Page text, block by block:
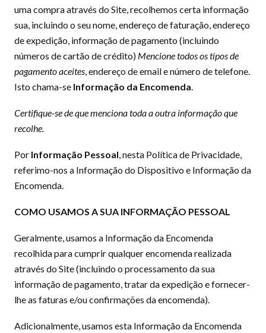
uma compra através do Site, recolhemos certa informação
sua, incluindo o seu nome, endereço de faturação, endereço
de expedição, informação de pagamento (incluindo
números de cartão de crédito) Mencione todos os tipos de
pagamento aceites, endereço de email e número de telefone.
Isto chama-se Informação da Encomenda.
Certifique-se de que menciona toda a outra informação que
recolhe.
Por Informação Pessoal, nesta Política de Privacidade,
referimo-nos a Informação do Dispositivo e Informação da
Encomenda.
COMO USAMOS A SUA INFORMAÇÃO PESSOAL
Geralmente, usamos a Informação da Encomenda
recolhida para cumprir qualquer encomenda realizada
através do Site (incluindo o processamento da sua
informação de pagamento, tratar da expedição e fornecer-
lhe as faturas e/ou confirmações da encomenda).
Adicionalmente, usamos esta Informação da Encomenda